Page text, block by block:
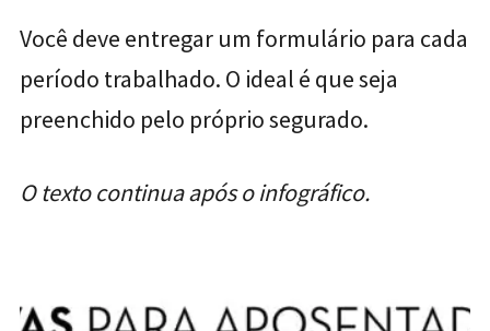
Você deve entregar um formulário para cada
período trabalhado. O ideal é que seja
preenchido pelo próprio segurado.
O texto continua após o infográfico.